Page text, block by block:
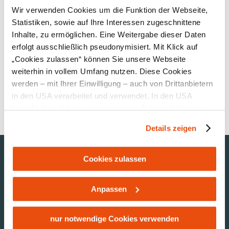
Wir verwenden Cookies um die Funktion der Webseite,
Statistiken, sowie auf Ihre Interessen zugeschnittene
Inhalte, zu ermöglichen. Eine Weitergabe dieser Daten
erfolgt ausschließlich pseudonymisiert. Mit Klick auf
„Cookies zulassen“ können Sie unsere Webseite
weiterhin in vollem Umfang nutzen. Diese Cookies
werden – mit Ihrer Einwilligung – auch von Drittanbietern
in den USA verarbeitet und verwendet. In den USA
besteht derzeit kein angemessenes Datenschutzniveau,
Sicherheitsbehörden entsprechende Anordnungen
gegenüber den Drittanbietern (Google und Meta
Platforms, Inc.) treffen, um Zugriff zu Daten zu Kontroll-
und Überwachungszwecken zu erhalten. Dagegen gibt es
Rechtsschutzmöglichkeiten. Zudem werden von den
USA keine geeigneten Garantien für den Schutz
personenbezogener Daten gewährt. Wir leiten nur Ihre IP-
Details zeigen
Cookies zulassen
Anpassen
nur notwendige Cookies verwenden
Moststraße Gemeinden
+43 7482 204 44
info@mostviertel.at